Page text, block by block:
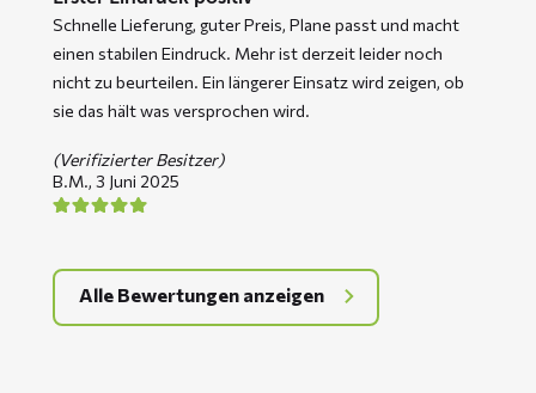
Schnelle Lieferung, guter Preis, Plane passt und macht
einen stabilen Eindruck. Mehr ist derzeit leider noch
nicht zu beurteilen. Ein längerer Einsatz wird zeigen, ob
sie das hält was versprochen wird.
(Verifizierter Besitzer)
B.M., 3 Juni 2025
Alle Bewertungen anzeigen